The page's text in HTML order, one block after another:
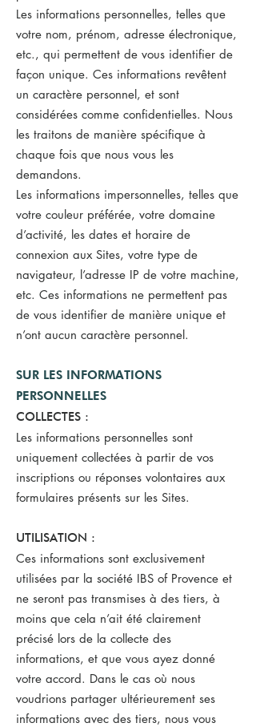
Les informations personnelles, telles que
votre nom, prénom, adresse électronique,
etc., qui permettent de vous identifier de
façon unique. Ces informations revêtent
un caractère personnel, et sont
considérées comme confidentielles. Nous
les traitons de manière spécifique à
chaque fois que nous vous les
demandons.
Les informations impersonnelles, telles que
votre couleur préférée, votre domaine
d’activité, les dates et horaire de
connexion aux Sites, votre type de
navigateur, l’adresse IP de votre machine,
etc. Ces informations ne permettent pas
de vous identifier de manière unique et
n’ont aucun caractère personnel.
SUR LES INFORMATIONS
PERSONNELLES
COLLECTES :
Les informations personnelles sont
uniquement collectées à partir de vos
inscriptions ou réponses volontaires aux
formulaires présents sur les Sites.
UTILISATION :
Ces informations sont exclusivement
utilisées par la société IBS of Provence et
ne seront pas transmises à des tiers, à
moins que cela n’ait été clairement
précisé lors de la collecte des
informations, et que vous ayez donné
votre accord. Dans le cas où nous
voudrions partager ultérieurement ses
informations avec des tiers, nous vous